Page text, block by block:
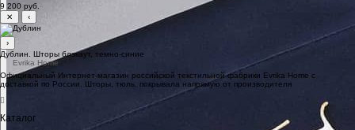
9 200 руб.
✕
‹
›
Дублин. Шторы блэкаут, темно-синие
Официальный Интернет-магазин российской текстильной фабрики Evrika Home c
доставкой по России. Шторы, тюль, покрывала напрямую от производителя
Каталог